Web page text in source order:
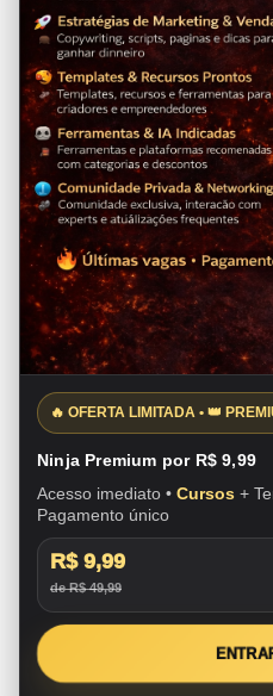
🔥 OFERTA LIMITADA • 👑
Ninja Premium por R$ 9,99
Acesso imediato • Cursos +
Pagamento único
R$ 9,99
de R$ 49,99